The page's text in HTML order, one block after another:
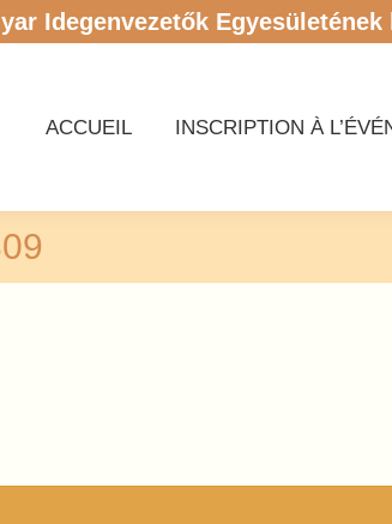
Idegenvezetők Egyesületének
ACCUEIL INSCRIPTION À